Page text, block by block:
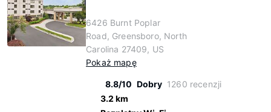
6426 Burnt Poplar
Road, Greensboro, North
Carolina 27409, US
Pokaż mapę
8.8/10 Dobry 1260 recenzji
3.2 km